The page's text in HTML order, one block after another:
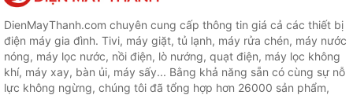
DienMayThanh.com chuyên cung cấp thông tin giá cả các thiết bị
điện máy gia đình. Tivi, máy giặt, tủ lạnh, máy rửa chén, máy nước
nóng, máy lọc nước, nồi điện, lò nướng, quạt điện, máy lọc không
khí, máy xay, bàn ủi, máy sấy... Bằng khả năng sẵn có cùng sự nỗ
lực không ngừng, chúng tôi đã tổng hợp hơn 26000 sản phẩm,